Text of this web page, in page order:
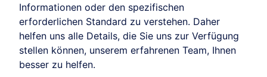
Informationen oder den spezifischen
erforderlichen Standard zu verstehen. Daher
helfen uns alle Details, die Sie uns zur Verfügung
stellen können, unserem erfahrenen Team, Ihnen
besser zu helfen.